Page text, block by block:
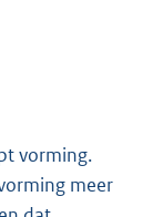
vorming.
meer